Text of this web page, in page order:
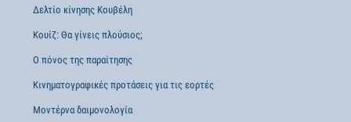
Δελτίο κίνησης Κουβέλη
Κουίζ: Θα γίνεις πλούσιος;
Ο πόνος της παραίτησης
Κινηματογραφικές προτάσεις για τις εορτές
Μοντέρνα δαιμονολογία